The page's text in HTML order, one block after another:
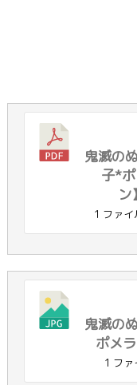
鬼滅の
子*
1 ファイ
鬼滅の
ポメ
1 ファ